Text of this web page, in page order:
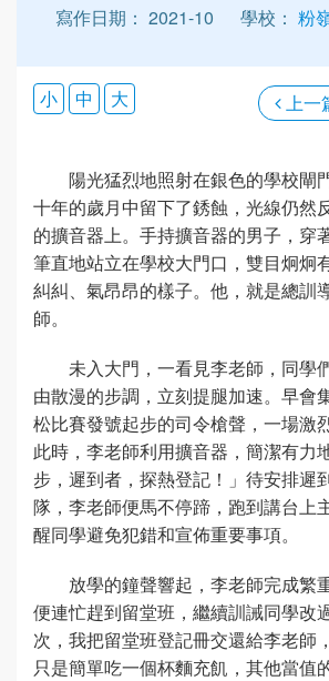
寫作日期： 2021-10
學校： 粉
上一
小 中 大
陽光猛烈地照射在銀色的學校閘
十年的歲月中留下了銹蝕，光線仍然
的擴音器上。手持擴音器的男子，穿
筆直地站立在學校大門口，雙目炯炯
糾糾、氣昂昂的樣子。他，就是總
師。
未入大門，一看見李老師，同學
由散漫的步調，立刻提腿加速。早會
松比賽發號起步的司令槍聲，一場激
此時，李老師利用擴音器，簡潔有力
步，遲到者，探熱登記！」待安排遲
隊，李老師便馬不停蹄，跑到講台上
醒同學避免犯錯和宣佈重要事項。
放學的鐘聲響起，李老師完成繁
便連忙趕到留堂班，繼續訓誡同學改
次，我把留堂班登記冊交還給李老師
只是簡單吃一個杯麵充飢，其他當值